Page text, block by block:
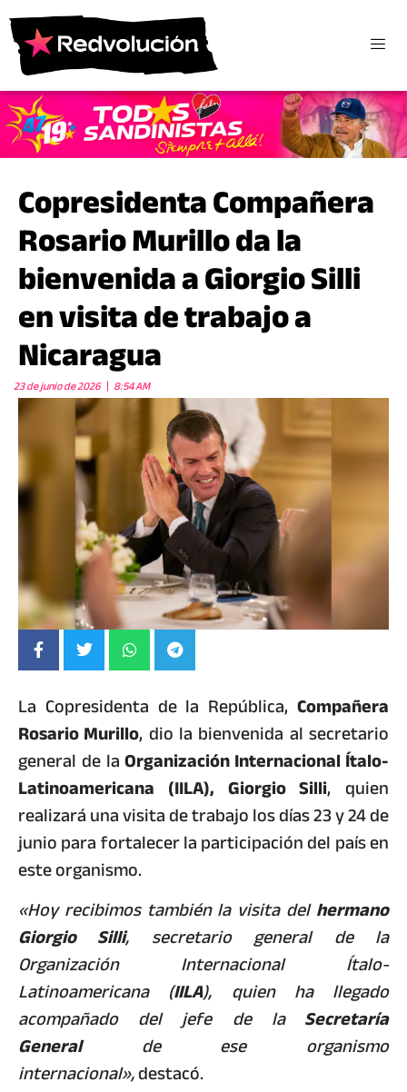
Copresidenta Compañera
Rosario Murillo da la
bienvenida a Giorgio Silli
en visita de trabajo a
Nicaragua
23 de junio de 2026 8:54 AM
La Copresidenta de la República, Compañera
Rosario Murillo, dio la bienvenida al secretario
general de laOrganización Internacional Ítalo-
Latinoamericana (IILA), Giorgio Silli, quien
realizará una visita de trabajo los días 23 y 24 de
junio para fortalecer la participación del país en
este organismo.
«Hoy recibimos también la visita delhermano
Giorgio Silli, secretario general de la
Organización Internacional Ítalo-
Latinoamericana (IILA), quien ha llegado
acompañado del jefe de laSecretaría
Generalde ese organismo
internacional»,destacó.